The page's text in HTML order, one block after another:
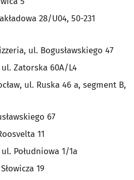
28/U04, 50-231
ul. Bogusławskiego 47
ul. Zatorska 60A/L4
ul. Ruska 46 a, segment B,
67
11
Południowa 1/1a
19